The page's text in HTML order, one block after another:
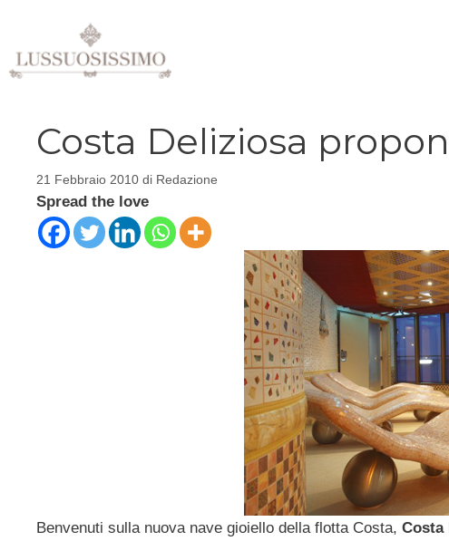
contenuto
Costa Deliziosa
21 Febbraio 2010 di Redazione
Spread the love
Benvenuti sulla nuova nave gioiello della flotta Costa, Costa